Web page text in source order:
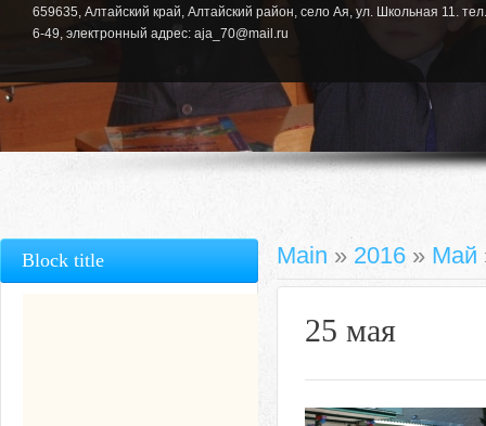
659635, Алтайский край, Алтайский район, село Ая, ул. Школьная 11.
6-49, электронный адрес: aja_70@mail.ru
Main » 2016 » Май
25 мая
Block title